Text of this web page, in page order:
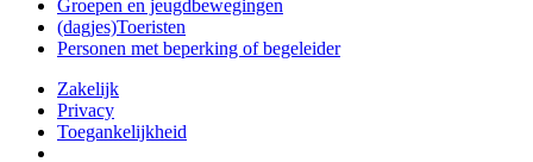
Groepen en jeugdbewegingen
(dagjes)Toeristen
Personen met beperking of begeleider
Zakelijk
Privacy
Toegankelijkheid